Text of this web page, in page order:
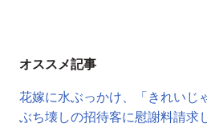
オススメ記事
花嫁に水ぶっかけ、「きれい
ぶち壊しの招待客に慰謝料請求